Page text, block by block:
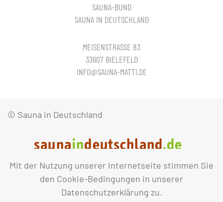
Mit der Nutzung unserer Internetseite stimmen Sie
den Cookie-Bedingungen in unserer
Datenschutzerklärung zu.
SAUNA-BUND
SAUNA IN DEUTSCHLAND
MEISENSTRASSE 83
33607 BIELEFELD
INFO@SAUNA-MATTI.DE
© Sauna in Deutschland
IMPRESSUM DATENSCHUTZ